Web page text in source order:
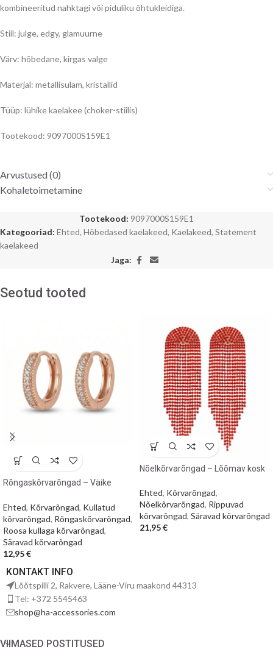
kombineeritud nahktagi või piduliku õhtukleidiga.
Stiil: julge, edgy, glamuurne
Värv: hõbedane, kirgas valge
Materjal: metallisulam, kristallid
Tüüp: lühike kaelakee (choker-stiilis)
Tootekood: 9097000S159E1
Arvustused (0)
Kohaletoimetamine
Tootekood: 9097000S159E1
Kategooriad: Ehted, Hõbedased kaelakeed, Kaelakeed, Statement
kaelakeed
Jaga:
Seotud tooted
Rõngaskõrvarõngad – Väike
Ehted, Kõrvarõngad, Kullatud
kõrvarõngad, Rõngaskõrvarõngad,
Roosa kullaga kõrvarõngad,
Säravad kõrvarõngad
12,95€
Nõelkõrvarõngad – Lõõmav kosk
Ehted, Kõrvarõngad,
Nõelkõrvarõngad, Rippuvad
kõrvarõngad, Säravad kõrvarõngad
21,95€
KONTAKT INFO
Lõõtspilli 2, Rakvere, Lääne-Viru maakond 44313
Tel: +372 5545463
shop@ha-accessories.com
VIIMASED POSTITUSED